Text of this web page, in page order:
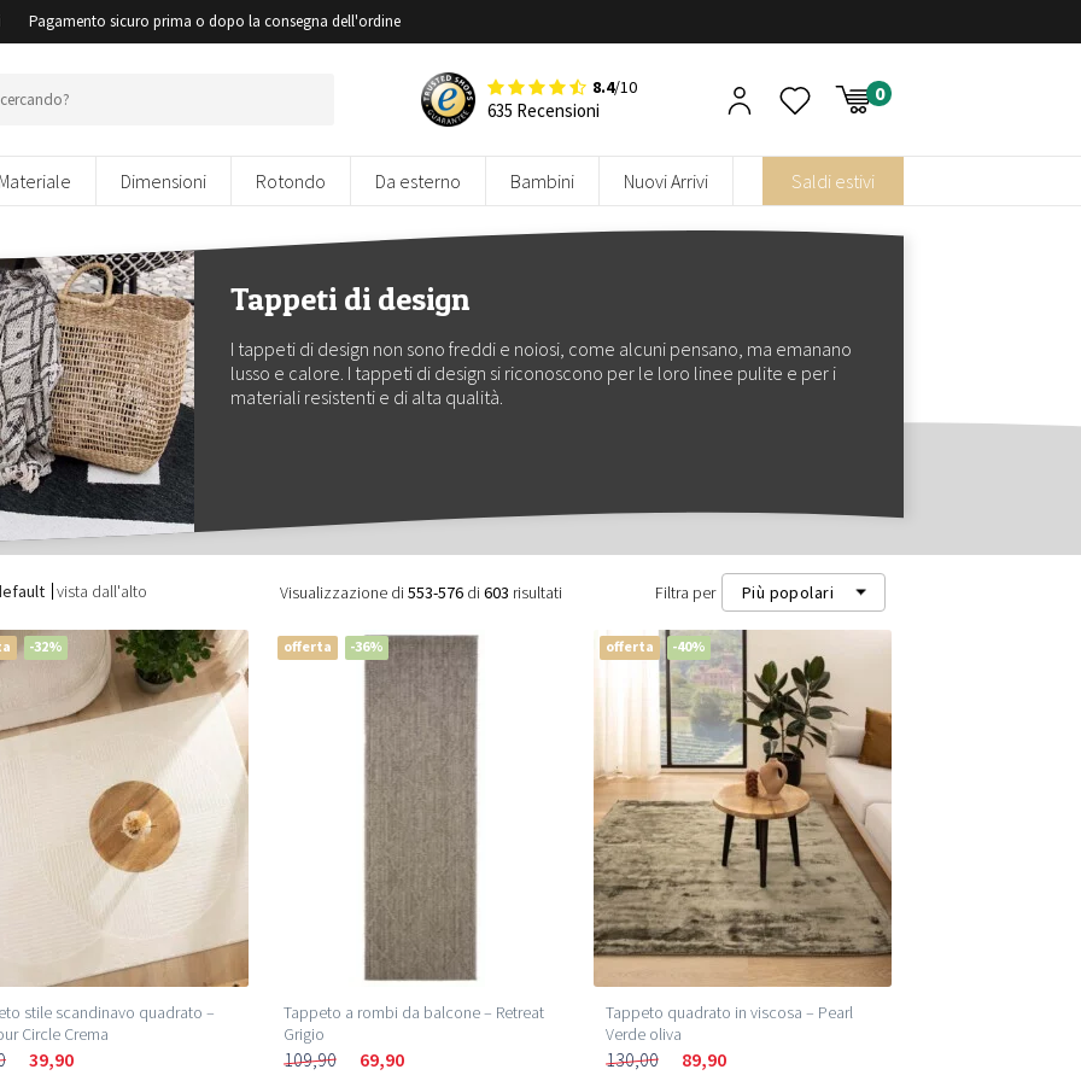
Pagamento sicuro prima o dopo la consegna dell'ordine
8.4/10
635 Recensioni
Materiale Dimensioni Rotondo Da esterno Bambini Nuovi Arrivi Saldi estivi
Tappeti di design
I tappeti di design non sono freddi e noiosi, come alcuni pensano, ma emanano
lusso e calore. I tappeti di design si riconoscono per le loro linee pulite e per i
materiali resistenti e di alta qualità.
vista dall'alto Visualizzazione di 553-576di 603 risultati Filtra per Più popolari
Più popolari
Più recenti
Prezzo più basso (m²)
Prezzo più alto (m²)
-32%
stile scandinavo quadrato –
Circle Crema
39,90
offerta -36%
Tappeto a rombi da balcone – Retreat
Grigio
109,90 69,90
offerta -40%
Tappeto quadrato in viscosa – Pearl
Verde oliva
130,00 89,90